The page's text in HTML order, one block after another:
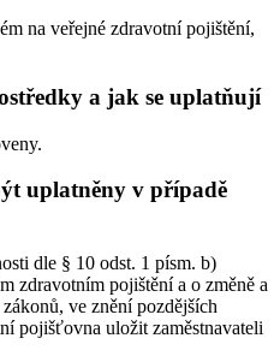
na veřejné zdravotní pojištění,
a jak se uplatňují
uplatněny v případě
dle § 10 odst. 1 písm. b)
zdravotním pojištění a o změně a
ve znění pozdějších
pojišťovna uložit zaměstnavateli